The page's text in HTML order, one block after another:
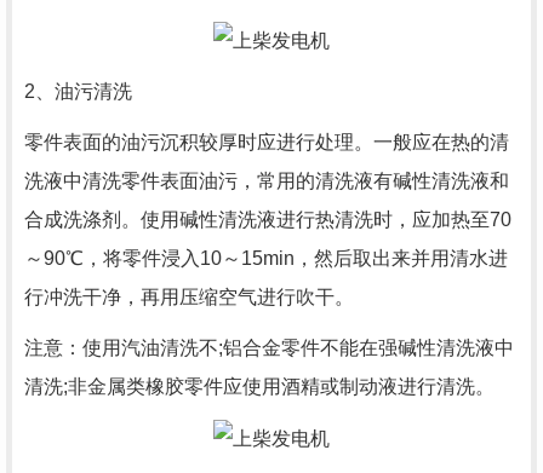
2、油污清洗
零件表面的油污沉积较厚时应进行处理。一般应在热的清
洗液中清洗零件表面油污，常用的清洗液有碱性清洗液和
合成洗涤剂。使用碱性清洗液进行热清洗时，应加热至70
～90℃，将零件浸入10～15min，然后取出来并用清水进
行冲洗干净，再用压缩空气进行吹干。
注意：使用汽油清洗不;铝合金零件不能在强碱性清洗液中
清洗;非金属类橡胶零件应使用酒精或制动液进行清洗。